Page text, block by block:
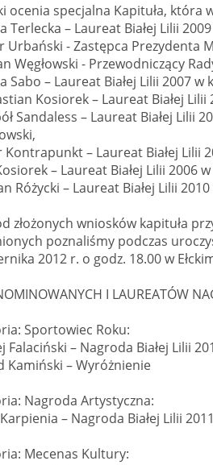
ocenia specjalna Kapituła, która
Terlecka – Laureat Białej Lilii
Urbański - Zastępca Prezydenta
Węgłowski - Przewodniczący
Sabo – Laureat Białej Lilii 2007
Kosiorek – Laureat Białej
Sandaless – Laureat Białej Lilii
Kontrapunkt – Laureat Białej Lilii
– Laureat Białej Lilii
Różycki – Laureat Białej Lilii
złożonych wniosków kapituła
poznaliśmy podczas
2012 r. o godz. 18.00 w
I LAUREATÓW
Sportowiec Roku:
Falaciński – Nagroda Białej Lilii
Kamiński – Wyróżnienie
Nagroda Artystyczna:
– Nagroda Białej Lilii 2011
Mecenas Kultury: